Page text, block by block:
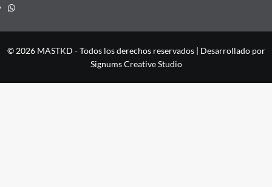
Whatsapp